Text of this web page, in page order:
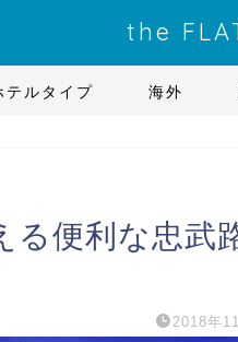
the
テルタイプ 海外
る便利な忠武
2018年